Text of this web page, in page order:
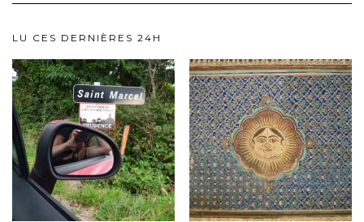
LU CES DERNIÈRES 24H